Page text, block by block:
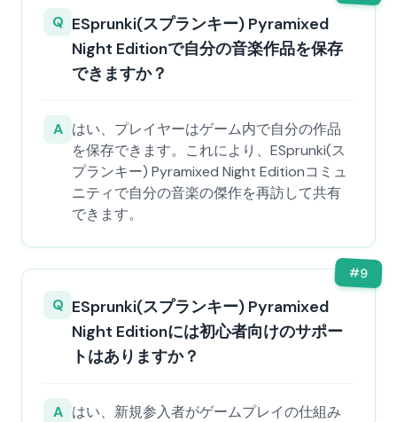
Q ESprunki(スプランキー) Pyramixed
Night Editionで自分の音楽作品を保存
できますか？
A はい、プレイヤーはゲーム内で自分の作品
を保存できます。これにより、ESprunki(ス
プランキー) Pyramixed Night Editionコミュ
ニティで自分の音楽の傑作を再訪して共有
できます。
#9
Q ESprunki(スプランキー) Pyramixed
Night Editionには初心者向けのサポー
トはありますか？
A はい、新規参入者がゲームプレイの仕組み